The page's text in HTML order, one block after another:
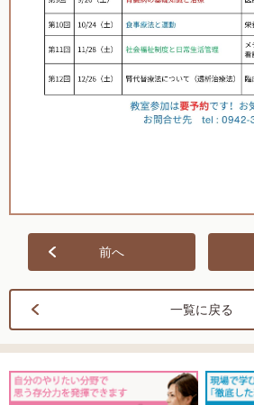
前へ
一覧に戻る